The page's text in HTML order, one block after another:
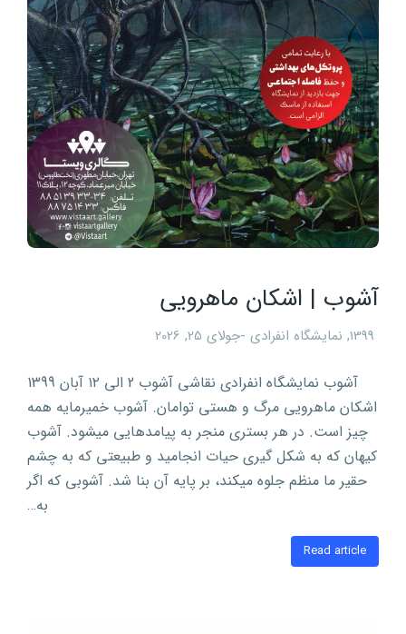
آشوب | اشکان ماهرویی
1399
, نمایشگاه انفرادی جولای 25, 2026
آشوب نمایشگاه انفرادی نقاشی آشوب 2 الی ۱۲ آبان 1399
اشکان ماهرویی مرگ و هستی توامان. آشوب خمیرمایه همه
چیز است. در هر بستری منجر به پیامدهایی میشود. آشوب
کیهان که به شکل گیری حیات انجامید و طبیعتی که به چشم
حقیر ما منظم جلوه میکند، بر پایه آن بنا شد. آشوبی که اگر
به…
Read article